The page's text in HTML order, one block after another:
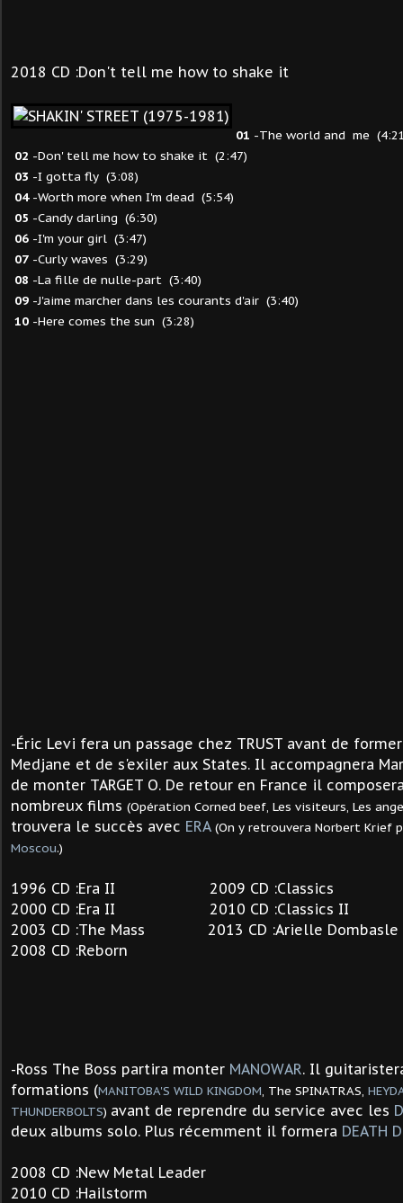
2018 CD :Don't tell me how to shake it
01 -The world and me
02 -Don' tell me how to shake it (2:47)
03 -I gotta fly (3:08)
04-Worth more when I'm dead (5:54)
05 -Candy darling (6:30)
06 -I'm your girl (3:47)
07 -Curly waves (3:29)
08 -La fille de nulle-part (3:40)
09 -J'aime marcher dans les courants d'air (3:40)
10 -Here comes the sun (3:28)
-Éric Levi fera un passage chez TRUST avant de former
Medjane et de s'exiler aux States. Il accompagnera
de monter TARGET O. De retour en France il
nombreux films (Opération Corned beef, Les visiteurs, Les
trouvera le succès avec ERA (On y retrouvera Norbert Krief
Moscou.)
1996 CD :Era II 2009 CD :Classics
2000 CD :Era II 2010 CD :Classics II
2003 CD :The Mass 2013 CD :Arielle Dombasle
2008 CD :Reborn
-Ross The Boss partira monter MANOWAR. Il
formations (MANITOBA'S WILD KINGDOM, The SPINATRAS,
THUNDERBOLTS) avant de reprendre du service avec les
deux albums solo. Plus récemment il formera DEATH
2008 CD :New Metal Leader
2010 CD :Hailstorm